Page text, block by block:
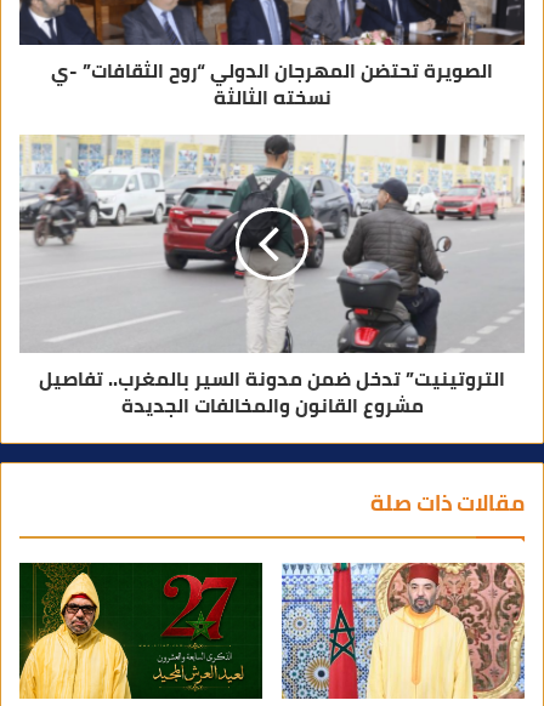
ي
الصويرة تحتضن المهرجان الدولي “روح الثقافات” -ي
نسخته الثالثة
التروتينيت” تدخل ضمن مدونة السير بالمغرب.. تفاصيل
مشروع القانون والمخالفات الجديدة
مقالات ذات صلة